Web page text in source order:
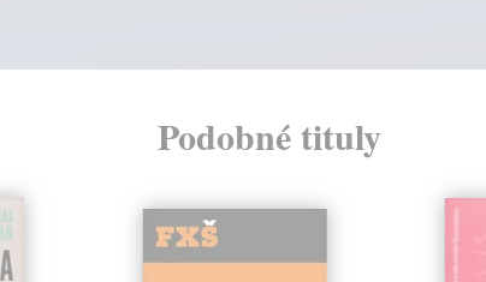
Podobné tituly